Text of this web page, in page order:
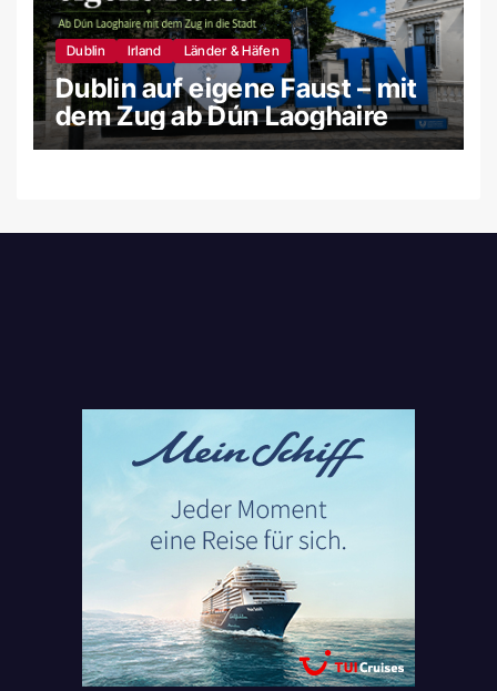
Dublin Irland Länder & Häfen
Dublin auf eigene Faust – mit
dem Zug ab Dún Laoghaire